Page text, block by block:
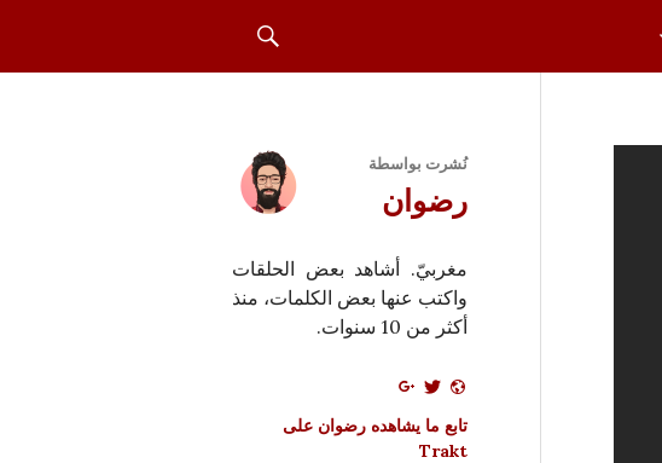
نُشرت بواسطة
رضوان
مغربيّ. أشاهد بعض الحلقات
واكتب عنها بعض الكلمات، منذ
أكثر من 10 سنوات.
تابع ما يشاهده رضوان على
Trakt